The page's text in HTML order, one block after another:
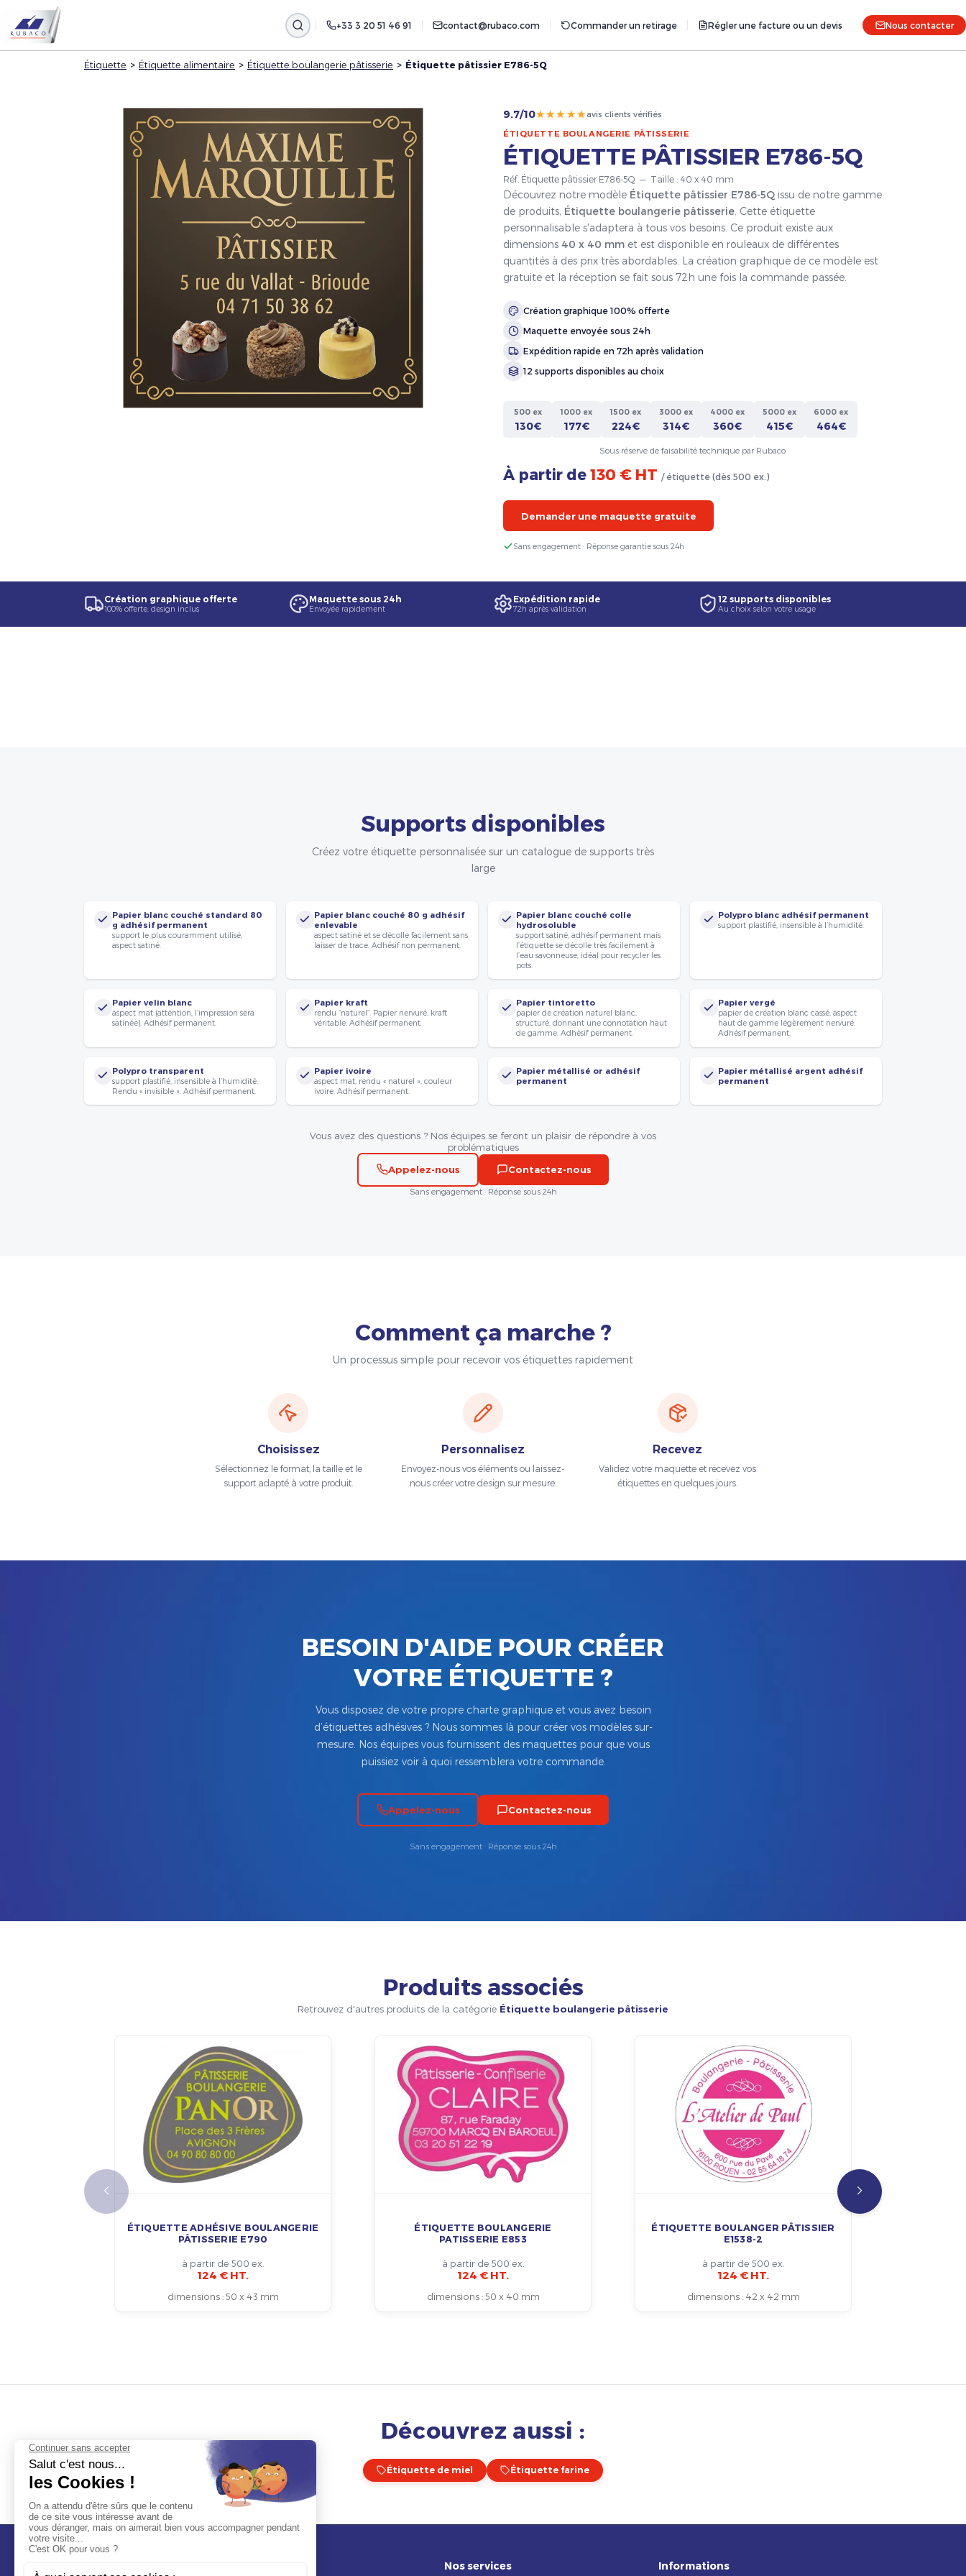
+33 3 20 51 46 91 contact@rubaco.com Commander un retirage Régler une facture ou un devis Nous contacter
Étiquette > Étiquette alimentaire > Étiquette boulangerie pâtisserie > Étiquette pâtissier E786-5Q
9.7/10★★★★★avis clients vérifiés
ÉTIQUETTE BOULANGERIE PÂTISSERIE
ÉTIQUETTE PÂTISSIER E786-5Q
Réf. Étiquette pâtissier E786-5Q — Taille : 40 x 40 mm
Découvrez notre modèle Étiquette pâtissier E786-5Q issu de notre gamme
de produits, Étiquette boulangerie pâtisserie . Cette étiquette
personnalisable s'adaptera à tous vos besoins. Ce produit existe aux
dimensions 40 x 40 mm et est disponible en rouleaux de différentes
quantités à des prix très abordables. La création graphique de ce modèle est
gratuite et la réception se fait sous 72h une fois la commande passée.
Création graphique 100% offerte
Maquette envoyée sous 24h
Expédition rapide en 72h après validation
12 supports disponibles au choix
500 ex
130€
1000 ex
177€
1500 ex
224€
3000 ex
314€
4000 ex
360€
5000 ex
415€
6000 ex
464€
Sous réserve de faisabilité technique par Rubaco
À partir de 130 € HT / étiquette (dès 500 ex.)
Demander une maquette gratuite
Sans engagement · Réponse garantie sous 24h
Création graphique offerte
100% offerte, design inclus
Maquette sous 24h
Envoyée rapidement
Expédition rapide
72h après validation
12 supports disponibles
Au choix selon votre usage
Supports disponibles
Créez votre étiquette personnalisée sur un catalogue de supports très
large
Papier blanc couché standard 80
g adhésif permanent
support le plus couramment utilisé,
aspect satiné.
Papier blanc couché 80 g adhésif
enlevable
aspect satiné et se décolle facilement sans
laisser de trace. Adhésif non permanent.
Papier blanc couché colle
hydrosoluble
support satiné, adhésif permanent mais
l’étiquette se décolle très facilement à
l’eau savonneuse, idéal pour recycler les
pots.
Polypro blanc adhésif permanent
support plastifié, insensible à l’humidité.
Papier velin blanc
aspect mat (attention, l’impression sera
satinée). Adhésif permanent.
Papier kraft
rendu “naturel”. Papier nervuré, kraft
véritable. Adhésif permanent.
Papier tintoretto
papier de création naturel blanc,
structuré, donnant une connotation haut
de gamme. Adhésif permanent.
Papier vergé
papier de création blanc cassé, aspect
haut de gamme légèrement nervuré.
Adhésif permanent.
Polypro transparent
support plastifié, insensible à l’humidité.
Rendu « invisible ». Adhésif permanent.
Papier ivoire
aspect mat, rendu « naturel », couleur
ivoire. Adhésif permanent.
Papier métallisé or adhésif
permanent
Papier métallisé argent adhésif
permanent
Vous avez des questions ? Nos équipes se feront un plaisir de répondre à vos
problématiques
Appelez-nous
Contactez-nous
Sans engagement · Réponse sous 24h
Comment ça marche ?
Un processus simple pour recevoir vos étiquettes rapidement
Choisissez
Sélectionnez le format, la taille et le
support adapté à votre produit.
Personnalisez
Envoyez-nous vos éléments ou laissez-
nous créer votre design sur mesure.
Recevez
Validez votre maquette et recevez vos
étiquettes en quelques jours.
BESOIN D'AIDE POUR CRÉER
VOTRE ÉTIQUETTE ?
Vous disposez de votre propre charte graphique et vous avez besoin
d’étiquettes adhésives ? Nous sommes là pour créer vos modèles sur-
mesure. Nos équipes vous fournissent des maquettes pour que vous
puissiez voir à quoi ressemblera votre commande.
Appelez-nous Contactez-nous
Sans engagement · Réponse sous 24h
Produits associés
Retrouvez d'autres produits de la catégorie Étiquette boulangerie pâtisserie
ÉTIQUETTE ADHÉSIVE BOULANGERIE
PÂTISSERIE E790
à partir de 500 ex.
124 € HT.
dimensions: 50 x 43 mm
ÉTIQUETTE BOULANGERIE
PATISSERIE E853
à partir de 500 ex.
124 € HT.
dimensions: 50 x 40 mm
ÉTIQUETTE BOULANGER PÂTISSIER
E1538-2
à partir de 500 ex.
124 € HT.
dimensions: 42 x 42 mm
Découvrez aussi :
Étiquette de miel Étiquette farine
Nos services Informations